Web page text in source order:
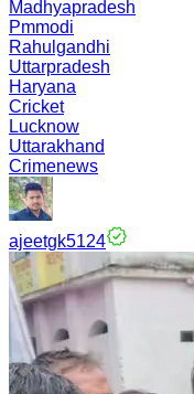
Madhyapradesh
Pmmodi
Rahulgandhi
Uttarpradesh
Haryana
Cricket
Lucknow
Uttarakhand
Crimenews
ajeetgk5124